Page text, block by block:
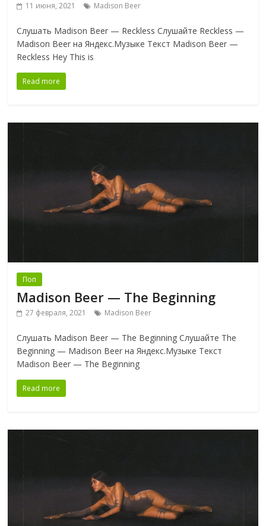
11 июня, 2021 Madison Beer
Слушать Madison Beer — Reckless Слушайте Reckless —
Madison Beer на Яндекс.Музыке Текст Madison Beer —
Reckless Hey This is
Read more
Поп
Madison Beer — The Beginning
27 февраля, 2021 Madison Beer
Слушать Madison Beer — The Beginning Слушайте The
Beginning — Madison Beer на Яндекс.Музыке Текст
Madison Beer — The Beginning
Read more